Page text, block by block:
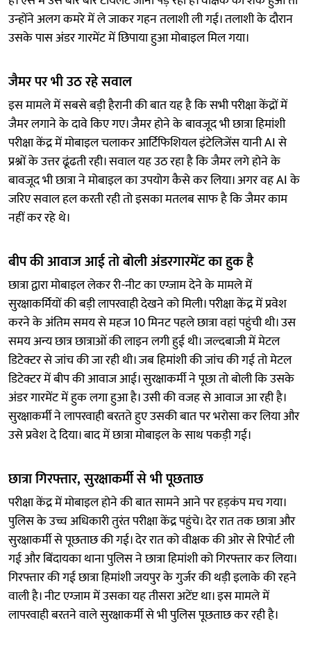
उन्होंने अलग कमरे में ले जाकर गहन तलाशी ली गई। तलाशी के दौरान
उसके पास अंडर गारमेंट में छिपाया हुआ मोबाइल मिल गया।
जैमर पर भी उठ रहे सवाल
इस मामले में सबसे बड़ी हैरानी की बात यह है कि सभी परीक्षा केंद्रों में
जैमर लगाने के दावे किए गए। जैमर होने के बावजूद भी छात्रा हिमांशी
परीक्षा केंद्र में मोबाइल चलाकर आर्टिफिशियल इंटेलिजेंस यानी AI से
प्रश्नों के उत्तर ढूंढती रही। सवाल यह उठ रहा है कि जैमर लगे होने के
बावजूद भी छात्रा ने मोबाइल का उपयोग कैसे कर लिया। अगर वह AI के
जरिए सवाल हल करती रही तो इसका मतलब साफ है कि जैमर काम
नहीं कर रहे थे।
बीप की आवाज आई तो बोली अंडरगारमेंट का हुक है
छात्रा द्वारा मोबाइल लेकर री-नीट का एग्जाम देने के मामले में
सुरक्षाकर्मियों की बड़ी लापरवाही देखने को मिली। परीक्षा केंद्र में प्रवेश
करने के अंतिम समय से महज 10 मिनट पहले छात्रा वहां पहुंची थी। उस
समय अन्य छात्र छात्राओं की लाइन लगी हुई थी। जल्दबाजी में मेटल
डिटेक्टर से जांच की जा रही थी। जब हिमांशी की जांच की गई तो मेटल
डिटेक्टर में बीप की आवाज आई। सुरक्षाकर्मी ने पूछा तो बोली कि उसके
अंडर गारमेंट में हुक लगा हुआ है। उसी की वजह से आवाज आ रही है।
सुरक्षाकर्मी ने लापरवाही बरतते हुए उसकी बात पर भरोसा कर लिया और
उसे प्रवेश दे दिया। बाद में छात्रा मोबाइल के साथ पकड़ी गई।
छात्रा गिरफ्तार, सुरक्षाकर्मी से भी पूछताछ
परीक्षा केंद्र में मोबाइल होने की बात सामने आने पर हड़कंप मच गया।
पुलिस के उच्च अधिकारी तुरंत परीक्षा केंद्र पहुंचे। देर रात तक छात्रा और
सुरक्षाकर्मी से पूछताछ की गई। देर रात को वीक्षक की ओर से रिपोर्ट ली
गई और बिंदायका थाना पुलिस ने छात्रा हिमांशी को गिरफ्तार कर लिया।
गिरफ्तार की गई छात्रा हिमांशी जयपुर के गुर्जर की थड़ी इलाके की रहने
वाली है। नीट एग्जाम में उसका यह तीसरा अटेंप्ट था। इस मामले में
लापरवाही बरतने वाले सुरक्षाकर्मी से भी पुलिस पूछताछ कर रही है।